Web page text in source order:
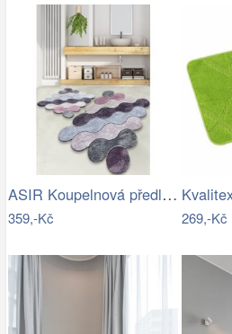
ASIR Koupelnová předložka CIRCLE…
359,-Kč 269,-Kč